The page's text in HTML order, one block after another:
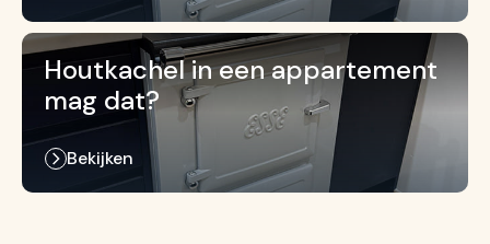
Houtkachel in een appartement
mag dat?
Bekijken